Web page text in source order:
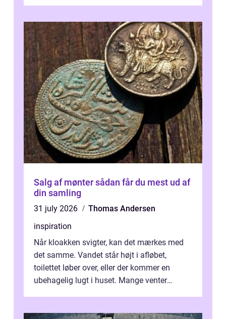
Salg af mønter sådan får du mest ud af
din samling
31 july 2026
Thomas Andersen
inspiration
Når kloakken svigter, kan det mærkes med
det samme. Vandet står højt i afløbet,
toilettet løber over, eller der kommer en
ubehagelig lugt i huset. Mange venter